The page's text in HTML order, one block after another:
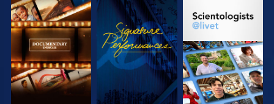
UTFORSKA
SERIEN
TITTA
UTFORSKA